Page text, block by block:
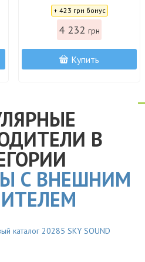
+ 423 грн бонус
4 232 грн
Купить
В
С ВНЕШНИМ
каталог 20285 SKY SOUND